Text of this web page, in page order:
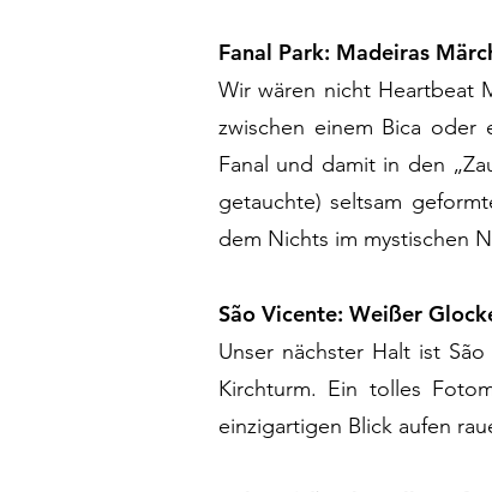
Fanal Park: Madeiras
Wir wären nicht Heartbeat
zwischen einem Bica oder
Fanal und damit in den
getauchte) seltsam
dem Nichts im mystischen
São Vicente: Weißer
Unser nächster Halt ist
Kirchturm. Ein tolles
einzigartigen Blick aufen